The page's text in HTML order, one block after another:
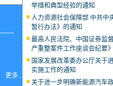
更多...
举措和典型经验的通知
人力资源社会保障部 中共中
暂行办法》的通知
最高人民法院、中国证券监
产重整案件工作座谈会纪要
国家发展改革委办公厅关于
实施工作的通知
关于进一步明确新能源汽车